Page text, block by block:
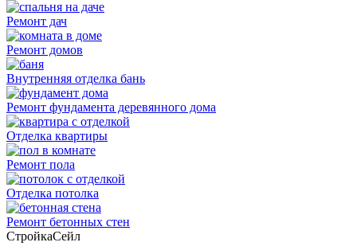
Ремонт дач
Ремонт домов
Внутренняя отделка бань
Ремонт фундамента деревянного дома
Отделка квартиры
Ремонт пола
Отделка потолка
Ремонт бетонных стен
СтройкаСейл